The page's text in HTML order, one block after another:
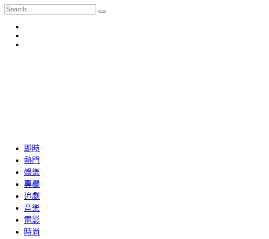
即時
熱門
娛樂
專欄
追劇
音樂
電影
時尚